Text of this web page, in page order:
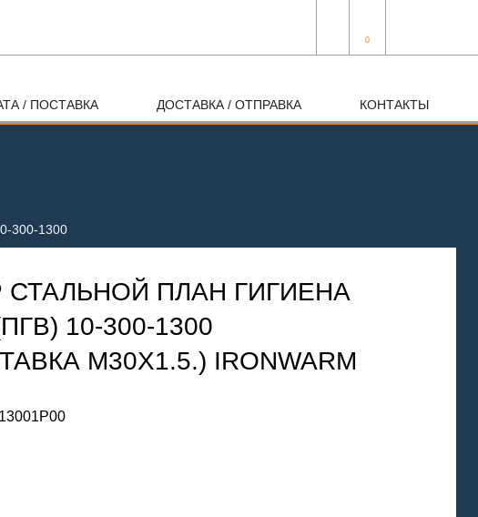
0
/ ПОСТАВКА ДОСТАВКА / ОТПРАВКА КОНТАКТЫ
300-1300
СТАЛЬНОЙ ПЛАН ГИГИЕНА
10-300-1300
М30Х1.5.) IRONWARM